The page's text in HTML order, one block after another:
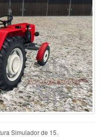
Simulador de 15.